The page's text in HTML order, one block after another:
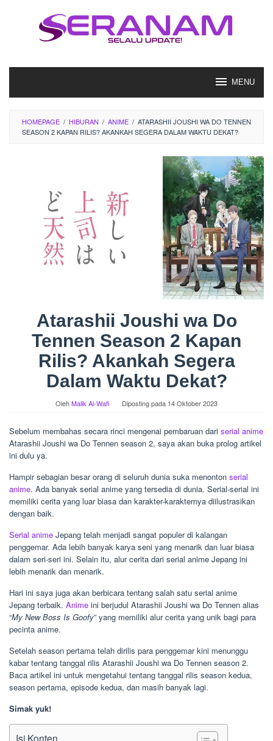
MENU
HOMEPAGE / HIBURAN / ANIME / ATARASHII JOUSHI WA DO TENNEN
SEASON 2 KAPAN RILIS? AKANKAH SEGERA DALAM WAKTU DEKAT?
Atarashii Joushi wa Do
Tennen Season 2 Kapan
Rilis? Akankah Segera
Dalam Waktu Dekat?
OlehMalik Al-Wafi Diposting pada 14 Oktober 2023
Sebelum membahas secara rinci mengenai pembaruan dari serial anime
Atarashii Joushi wa Do Tennen season 2, saya akan buka prolog artikel
ini dulu ya.
Hampir sebagian besar orang di seluruh dunia suka menonton serial
anime. Ada banyak serial anime yang tersedia di dunia. Serial-serial ini
memiliki cerita yang luar biasa dan karakter-karakternya diilustrasikan
dengan baik.
Serial anime Jepang telah menjadi sangat populer di kalangan
penggemar. Ada lebih banyak karya seni yang menarik dan luar biasa
dalam seri-seri ini. Selain itu, alur cerita dari serial anime Jepang ini
lebih menarik dan menarik.
Hari ini saya juga akan berbicara tentang salah satu serial anime
Jepang terbaik. Anime ini berjudul Atarashii Joushi wa Do Tennen alias
“My New Boss Is Goofy” yang memiliki alur cerita yang unik bagi para
pecinta anime.
Setelah season pertama telah dirilis para penggemar kini menunggu
kabar tentang tanggal rilis Atarashii Joushi wa Do Tennen season 2.
Baca artikel ini untuk mengetahui tentang tanggal rilis season kedua,
season pertama, episode kedua, dan masih banyak lagi.
Simak yuk!
Isi Konten